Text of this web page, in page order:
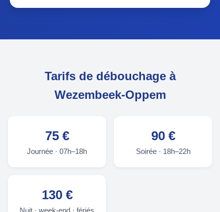
Tarifs de débouchage à
Wezembeek-Oppem
75 €
Journée · 07h–18h
90 €
Soirée · 18h–22h
130 €